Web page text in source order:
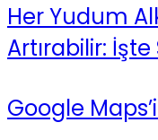
Her Yudum
Artırabilir:
Google